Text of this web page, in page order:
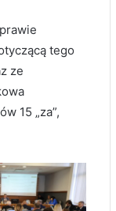
tego
ze
15 „za”,